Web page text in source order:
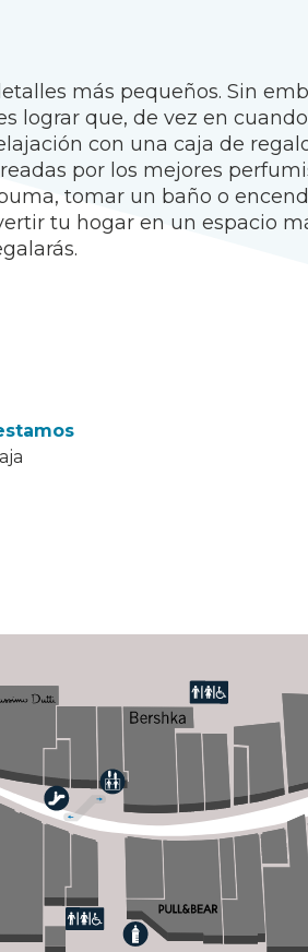
más pequeños. Sin
lograr que, de vez en
con una caja de
por los mejores
tomar un baño o
tu hogar en un espacio